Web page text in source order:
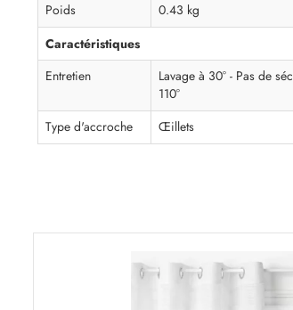
Poids
0.43 kg
Caractéristiques
Entretien
Lavage à 30° - Pas de
110°
Type d'accroche
Œillets